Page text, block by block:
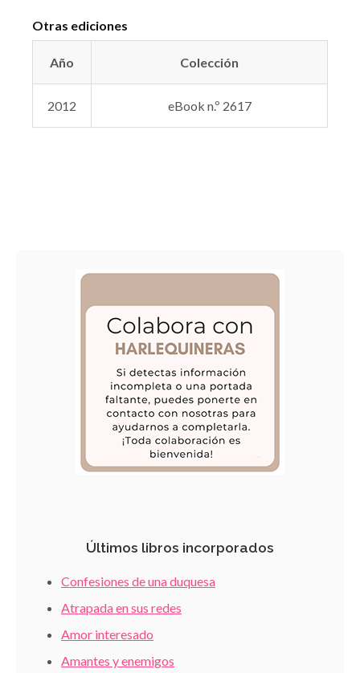
Otras ediciones
Año Colección
2012 eBook n.º 2617
Últimos libros incorporados
Confesiones de una duquesa
Atrapada en sus redes
Amor interesado
Amantes y enemigos